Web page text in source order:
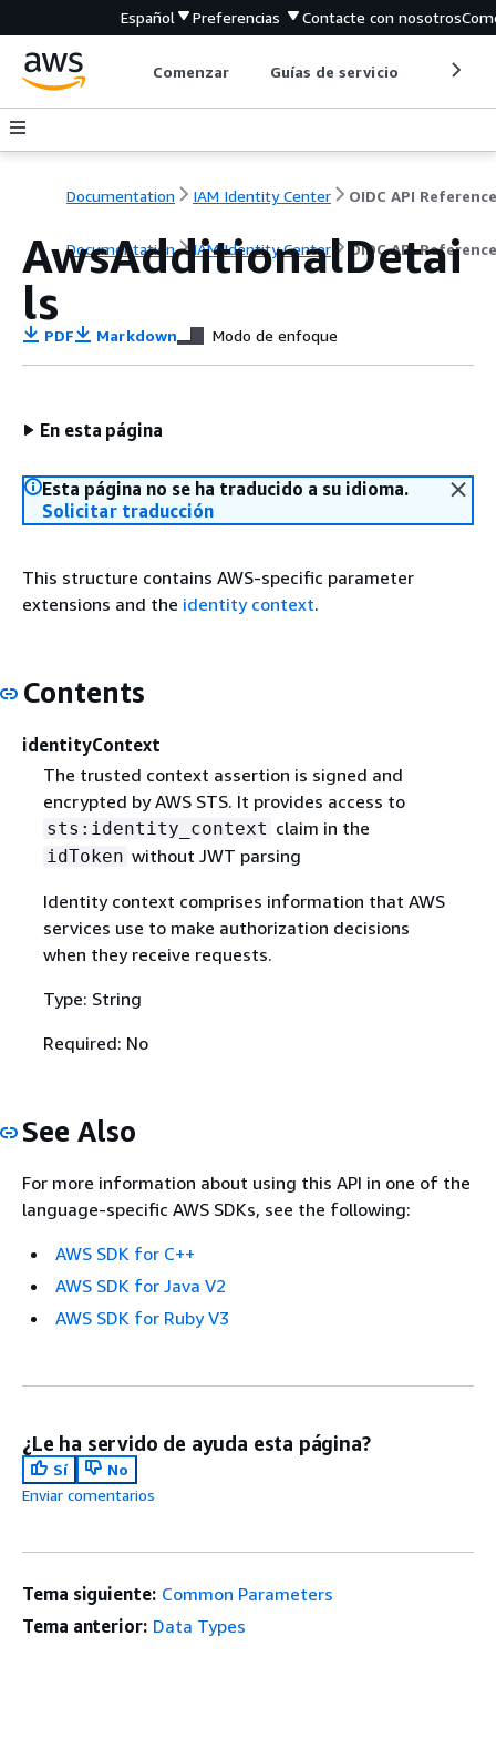
Español Preferencias Contacte con nosotros
Comenzar Guías de servicio
Documentation IAM Identity Center OIDC API Reference
Documentation IAM Identity Center OIDC API Reference
AwsAdditionalDetai
ls
PDF Markdown Modo de enfoque
En esta página
Esta página no se ha traducido a su idioma.
Solicitar traducción
This structure contains AWS-specific parameter
extensions and the identity context.
Contents
identityContext
The trusted context assertion is signed and
encrypted by AWS STS. It provides access to
sts:identity_context claim in the
idToken without JWT parsing
Identity context comprises information that AWS
services use to make authorization decisions
when they receive requests.
Type: String
Required: No
See Also
For more information about using this API in one of the
language-specific AWS SDKs, see the following:
AWS SDK for C++
AWS SDK for Java V2
AWS SDK for Ruby V3
¿Le ha servido de ayuda esta página?
Sí
No
Enviar comentarios
Tema siguiente: Common Parameters
Tema anterior: Data Types